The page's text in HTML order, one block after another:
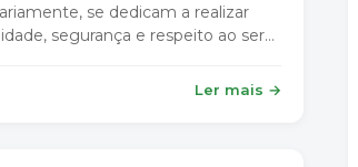
se dedicam a realizar
segurança e respeito ao ser
Ler mais →